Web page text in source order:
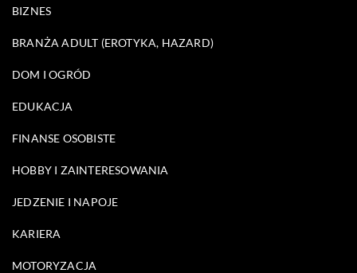
BIZNES
BRANŻA ADULT (EROTYKA, HAZARD)
DOM I OGRÓD
EDUKACJA
FINANSE OSOBISTE
HOBBY I ZAINTERESOWANIA
JEDZENIE I NAPOJE
KARIERA
MOTORYZACJA